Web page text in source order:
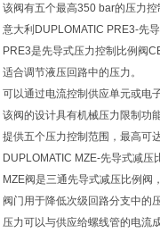
该阀有五个最高350 bar的压力控
意大利DUPLOMATIC PRE3-先
PRE3是先导式压力控制比例阀
适合调节液压回路中的压力。
可以通过电流控制供应单元或电
该阀的设计具有机械压力限制功
提供五个压力控制范围，最高可
DUPLOMATIC MZE-先导式减压
MZE阀是三通先导式减压比例
阀门用于降低次级回路分支中的
压力可以与供应给螺线管的电流